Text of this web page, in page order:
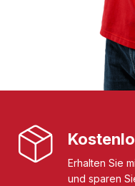
Erhalten Sie
und sparen